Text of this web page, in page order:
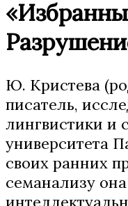
Ю. Кристева
писатель,
лингвистики и
университета
своих ранних
семанализу